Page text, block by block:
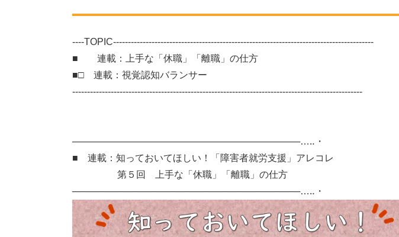
----TOPIC----------------------------------------------------------------------------------------
■ 連載：上手な「休職」「離職」の仕方
■□ 連載：視覚認知バランサー
--------------------------------------------------------------------------------------------------
───────────────────────────────────…‥・
■ 連載：知っておいてほしい！「障害者就労支援」アレコレ
第５回 上手な「休職」「離職」の仕方
───────────────────────────────────…‥・